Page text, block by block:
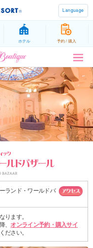
Language
ホテル 予約 / 購入
ランド・ワールドバ
ります。
、 オンライン予約・購入サイ
ださい。